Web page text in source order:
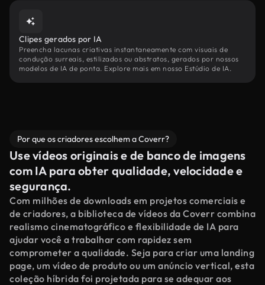
Clipes gerados por IA
Preencha lacunas criativas instantaneamente com visuais de
condução surreais, estilizados ou abstratos, gerados por nossos
modelos de IA de ponta. Explore mais em nosso Estúdio de IA.
Por que os criadores escolhem a Coverr?
Use vídeos originais e de banco de imagens
com IA para obter qualidade, velocidade e
segurança.
Com milhões de downloads em projetos comerciais e
de criadores, a biblioteca de vídeos da Coverr combina
realismo cinematográfico e flexibilidade de IA para
ajudar você a trabalhar com rapidez sem
comprometer a qualidade. Seja para criar uma landing
page, um vídeo de produto ou um anúncio vertical, esta
coleção híbrida foi projetada para se adequar aos